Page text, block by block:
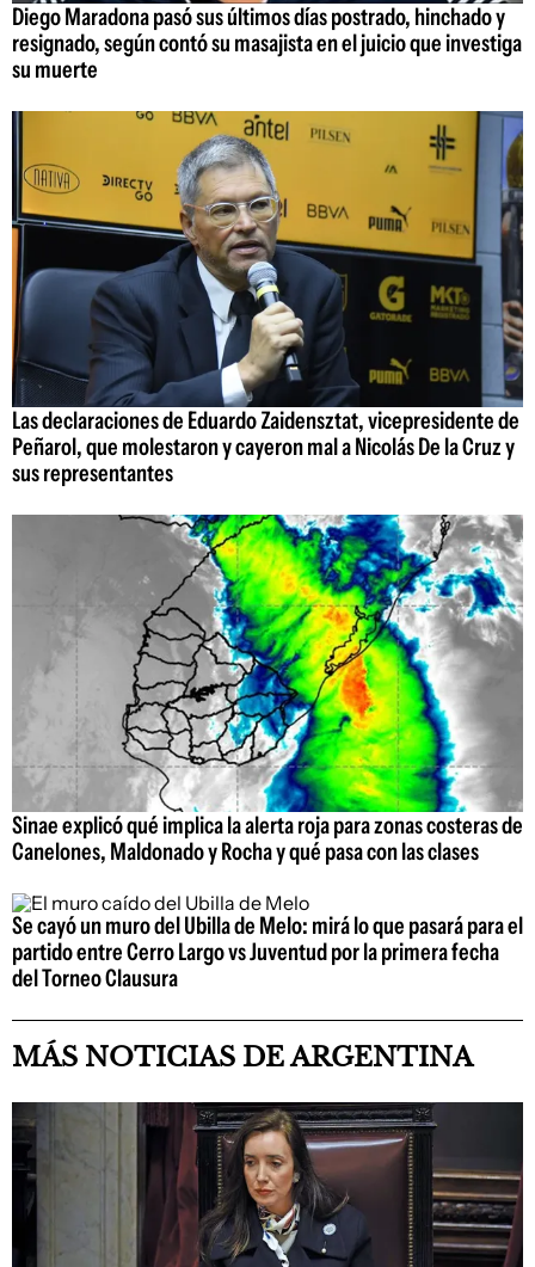
Diego Maradona pasó sus últimos días postrado, hinchado y
resignado, según contó su masajista en el juicio que investiga
su muerte
Las declaraciones de Eduardo Zaidensztat, vicepresidente de
Peñarol, que molestaron y cayeron mal a Nicolás De la Cruz y
sus representantes
Sinae explicó qué implica la alerta roja para zonas costeras de
Canelones, Maldonado y Rocha y qué pasa con las clases
Se cayó un muro del Ubilla de Melo: mirá lo que pasará para el
partido entre Cerro Largo vs Juventud por la primera fecha
del Torneo Clausura
MÁS NOTICIAS DE ARGENTINA